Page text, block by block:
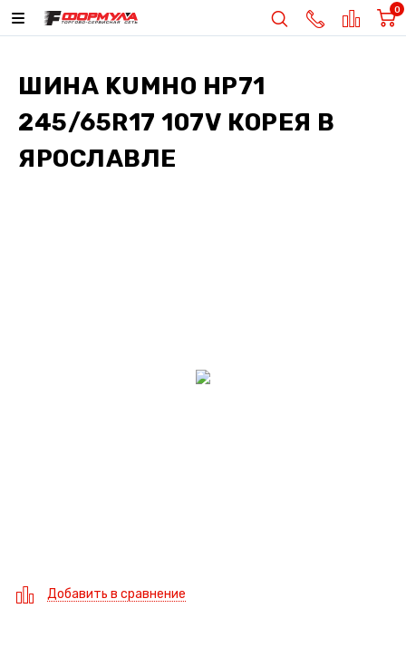
0
ШИНА KUMHO HP71
245/65R17 107V КОРЕЯ В
ЯРОСЛАВЛЕ
Добавить в сравнение